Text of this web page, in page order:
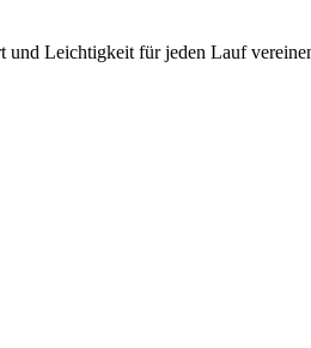
und Leichtigkeit für jeden Lauf